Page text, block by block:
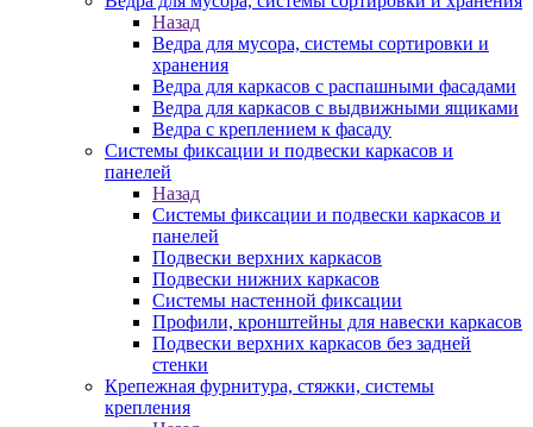
Назад
Ведра для мусора, системы сортировки и
хранения
Ведра для каркасов с распашными фасадами
Ведра для каркасов с выдвижными ящиками
Ведра с креплением к фасаду
Системы фиксации и подвески каркасов и
панелей
Назад
Системы фиксации и подвески каркасов и
панелей
Подвески верхних каркасов
Подвески нижних каркасов
Системы настенной фиксации
Профили, кронштейны для навески каркасов
Подвески верхних каркасов без задней
стенки
Крепежная фурнитура, стяжки, системы
крепления